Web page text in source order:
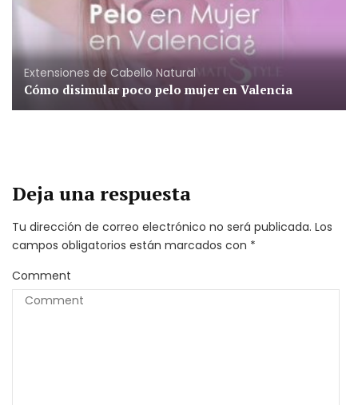
Extensiones de Cabello Natural
Cómo disimular poco pelo mujer en Valencia
Deja una respuesta
Tu dirección de correo electrónico no será publicada. Los
campos obligatorios están marcados con *
Comment